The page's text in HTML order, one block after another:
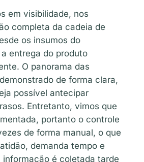
em visibilidade, nos
completa da cadeia de
os insumos do
entrega do produto
O panorama das
de forma clara,
possível antecipar
Entretanto, vimos que
portanto o controle
de forma manual, o que
demanda tempo e
informação é coletada tarde